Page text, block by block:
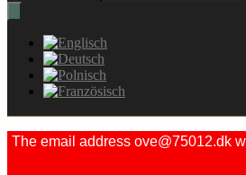
The email address ove@75012.dk